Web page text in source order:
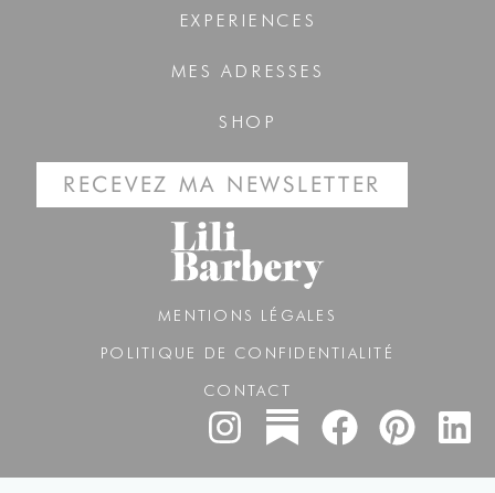
EXPERIENCES
MES ADRESSES
SHOP
RECEVEZ MA NEWSLETTER
MENTIONS LÉGALES
POLITIQUE DE CONFIDENTIALITÉ
CONTACT